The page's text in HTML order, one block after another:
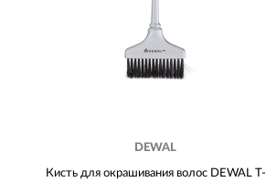
DEWAL
Кисть для окрашивания волос DEWAL T-